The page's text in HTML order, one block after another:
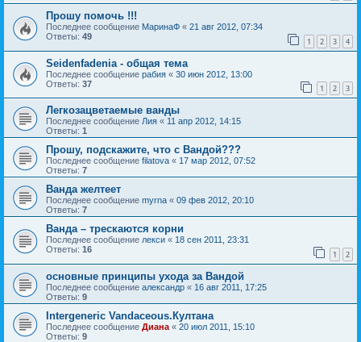
Прошу помочь !!!
Последнее сообщение МаринаФ « 21 авг 2012, 07:34
Ответы: 49 1 2 3 4
Seidenfadenia - общая тема
Последнее сообщение рабия « 30 июн 2012, 13:00
Ответы: 37 1 2 3
Легкозацветаемые ванды
Последнее сообщение Лия « 11 апр 2012, 14:15
Ответы: 1
Прошу, подскажите, что с Вандой???
Последнее сообщение filatova « 17 мар 2012, 07:52
Ответы: 7
Ванда желтеет
Последнее сообщение myrna « 09 фев 2012, 20:10
Ответы: 7
Ванда – трескаются корни
Последнее сообщение лекси « 18 сен 2011, 23:31
Ответы: 16 1 2
основные принципы ухода за Вандой
Последнее сообщение александр « 16 авг 2011, 17:25
Ответы: 9
Intergeneric Vandaceous.Култана
Последнее сообщение Диана « 20 июл 2011, 15:10
Ответы: 9